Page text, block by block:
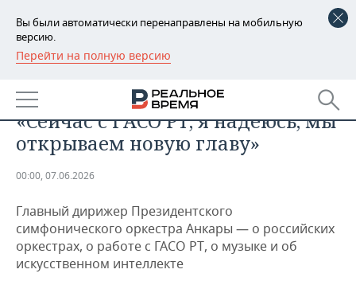
Вы были автоматически перенаправлены на мобильную
версию.
Перейти на полную версию
РЕГИОНЫ
БАШКОРТОСТАН
ТАТАРСТАН
НОВОСТИ
АНАЛИТИКА
ДЕКЛАРАЦИИ О ДОХОДАХ
КОРОЛИ ГОСЗАКАЗА ПФО
ВУЗЫ ТАТАРСТАНА
НОВОСТИ ЭКОНОМИКИ
ФИНАНСЫ
БАНКИ
ПРОМЫШЛЕННОСТЬ
НОВОСТИ
ПРОМЫШЛЕННОСТИ
НЕДВИЖИМОСТЬ
НОВОСТИ НЕДВИЖИМОСТИ
Джеми Джан Делиорман:
«Сейчас с ГАСО РТ, я надеюсь, мы
открываем новую главу»
00:00, 07.06.2026
Главный дирижер Президентского
симфонического оркестра Анкары — о российских
оркестрах, о работе с ГАСО РТ, о музыке и об
искусственном интеллекте